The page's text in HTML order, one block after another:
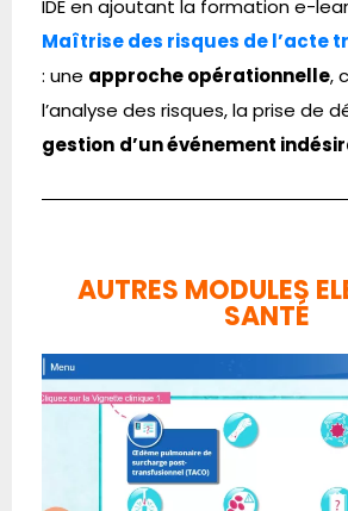
IDE en ajoutant la formation e-
Maîtrise des risques de l’acte
: une approche opérationnelle,
l’analyse des risques, la prise de
gestion d’un événement
AUTRES MODULES
SANTÉ